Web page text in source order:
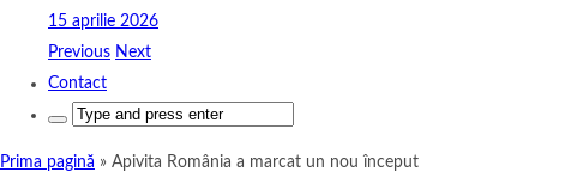
15 aprilie 2026
Previous Next
Contact
Search
Prima pagină » Apivita România a marcat un nou început